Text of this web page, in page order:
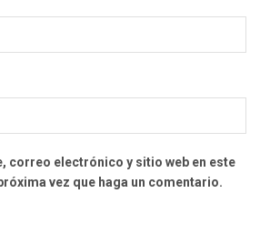
correo electrónico y sitio web en este
vez que haga un comentario.